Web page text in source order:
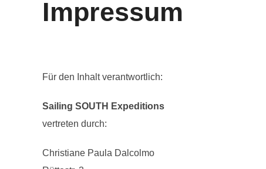
Impressum
Für den Inhalt verantwortlich:
Sailing SOUTH Expeditions
vertreten durch:
Christiane Paula Dalcolmo